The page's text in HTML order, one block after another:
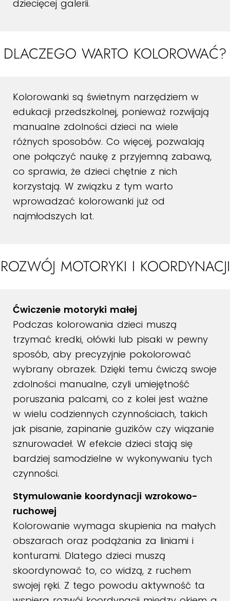
dziecięcej galerii.
DLACZEGO WARTO KOLOROWAĆ?
Kolorowanki są świetnym narzędziem w
edukacji przedszkolnej, ponieważ rozwijają
manualne zdolności dzieci na wiele
różnych sposobów. Co więcej, pozwalają
one połączyć naukę z przyjemną zabawą,
co sprawia, że dzieci chętnie z nich
korzystają. W związku z tym warto
wprowadzać kolorowanki już od
najmłodszych lat.
ROZWÓJ MOTORYKI I KOORDYNACJI
Ćwiczenie motoryki małej
Podczas kolorowania dzieci muszą
trzymać kredki, ołówki lub pisaki w pewny
sposób, aby precyzyjnie pokolorować
wybrany obrazek. Dzięki temu ćwiczą swoje
zdolności manualne, czyli umiejętność
poruszania palcami, co z kolei jest ważne
w wielu codziennych czynnościach, takich
jak pisanie, zapinanie guzików czy wiązanie
sznurowadeł. W efekcie dzieci stają się
bardziej samodzielne w wykonywaniu tych
czynności.
Stymulowanie koordynacji wzrokowo-
ruchowej
Kolorowanie wymaga skupienia na małych
obszarach oraz podążania za liniami i
konturami. Dlatego dzieci muszą
skoordynować to, co widzą, z ruchem
swojej ręki. Z tego powodu aktywność ta